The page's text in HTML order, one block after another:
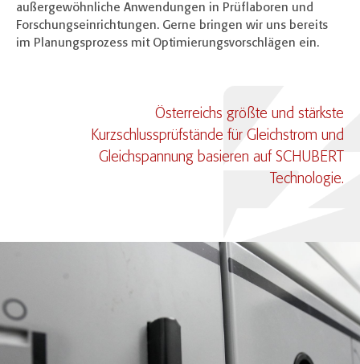
außergewöhnliche Anwendungen in Prüflaboren und
Forschungseinrichtungen. Gerne bringen wir uns bereits
im Planungsprozess mit Optimierungsvorschlägen ein.
Österreichs größte und stärkste
Kurzschlussprüfstände für Gleichstrom und
Gleichspannung basieren auf SCHUBERT
Technologie.